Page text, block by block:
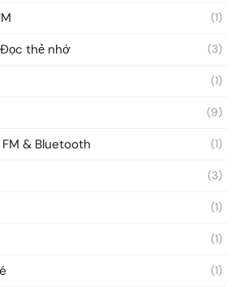
(1)
Đọc thẻ nhớ (3)
(1)
(9)
FM & Bluetooth (1)
(3)
(1)
(1)
(1)